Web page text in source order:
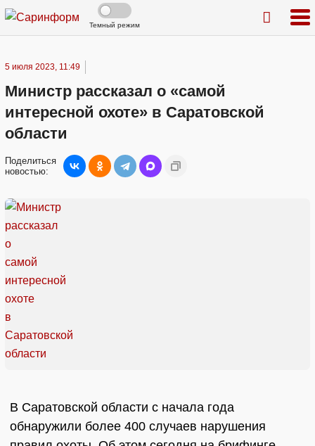
Темный режим
5 июля 2023, 11:49
Министр рассказал о «самой
интересной охоте» в Саратовской
области
Поделиться
новостью:
В Саратовской области с начала года
обнаружили более 400 случаев нарушения